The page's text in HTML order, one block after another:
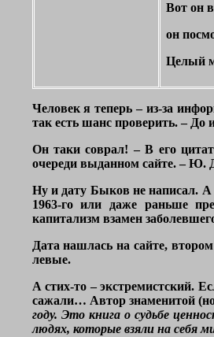
Вот он
он
Целый
Человек я теперь – из-за
так есть шанс проверить. – До
Он таки соврал! – В его
очереди выданном сайте. – Ю.
Ну и дату Быков не написал.
1963-го или даже раньше
капитализм взамен
Дата нашлась на сайте,
левые.
А стих-то – экстремистский.
сажали… Автор знаменитой
году. Это книга о судьбе
людях, которые взяли на себя